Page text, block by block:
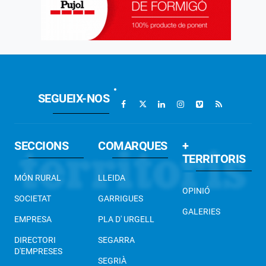
SEGUEIX-NOS
SECCIONS
MÓN RURAL
SOCIETAT
EMPRESA
DIRECTORI
D'EMPRESES
COMARQUES
LLEIDA
GARRIGUES
PLA D' URGELL
SEGARRA
SEGRIÀ
+
TERRITORIS
OPINIÓ
GALERIES